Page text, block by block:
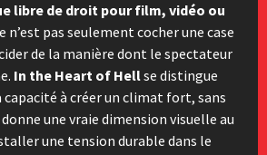
libre de droit pour film, vidéo ou
n’est pas seulement cocher une case
de la manière dont le spectateur
In the Heart of Hellse distingue
capacité à créer un climat fort, sans
une vraie dimension visuelle au
une tension durable dans le